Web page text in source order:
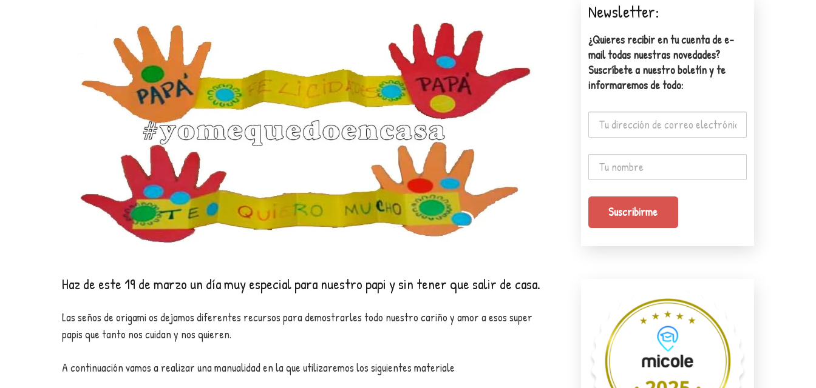
Haz de este 19 de marzo un día muy especial para nuestro papi y sin tener que salir de casa.
Las seños de origami os dejamos diferentes recursos para demostrarles todo nuestro cariño y amor a esos super
papis que tanto nos cuidan y nos quieren.
A continuación vamos a realizar una manualidad en la que utilizaremos los siguientes materiale
Newsletter:
¿Quieres recibir en tu cuenta de e-
mail todas nuestras novedades?
Suscríbete a nuestro boletín y te
informaremos de todo: